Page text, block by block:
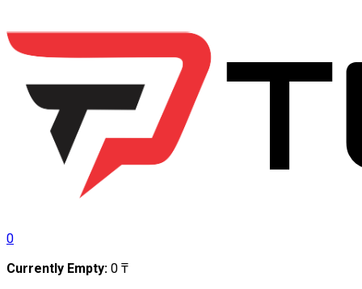
0
Currently Empty: 0 ₸